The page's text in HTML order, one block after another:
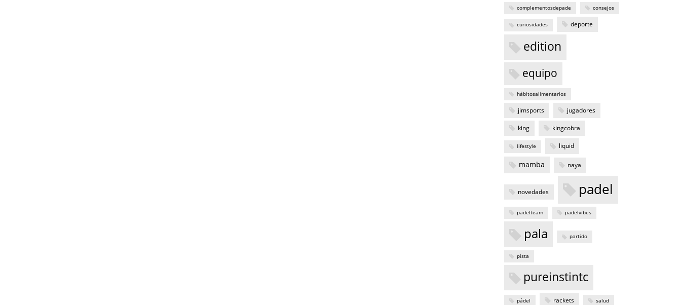
complementosdepade consejos
curiosidades deporte
edition
equipo
hábitosalimentarios
jimsports jugadores
king kingcobra
lifestyle liquid
mamba naya
novedades padel
padelteam padelvibes
pala partido
pista
pureinstintc
pádel rackets salud